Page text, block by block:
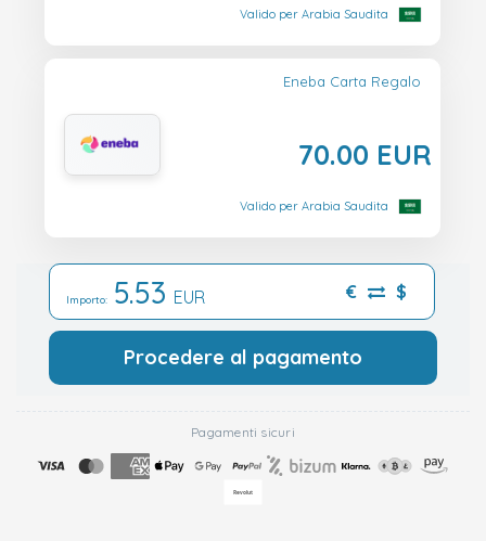
Valido per Arabia Saudita
Eneba Carta Regalo
70.00 EUR
Valido per Arabia Saudita
Importo: 5.53 EUR € $
Procedere al pagamento
Pagamenti sicuri